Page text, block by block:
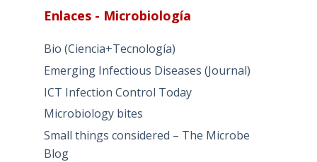
Enlaces - Microbiología
Bio (Ciencia+Tecnología)
Emerging Infectious Diseases (Journal)
ICT Infection Control Today
Microbiology bites
Small things considered – The Microbe
Blog